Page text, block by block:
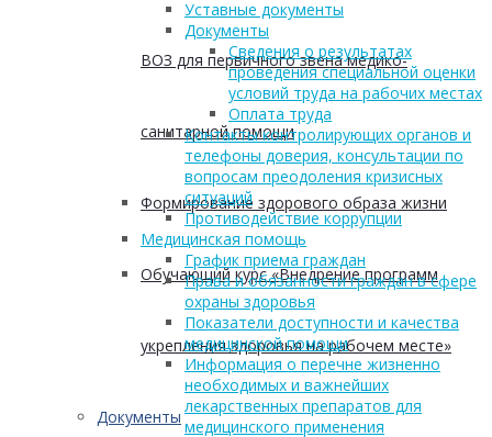
ВОЗ для первичного звена медико-
санитарной помощи
Формирование здорового образа жизни
Обучающий курс «Внедрение программ
укрепления здоровья на рабочем месте»
Документы
Уставные документы
Документы
Сведения о результатах
проведения специальной оценки
условий труда на рабочих местах
Оплата труда
Контакты контролирующих органов и
телефоны доверия, консультации по
вопросам преодоления кризисных
ситуаций
Противодействие коррупции
Медицинская помощь
График приема граждан
Права и обязанности граждан в сфере
охраны здоровья
Показатели доступности и качества
медицинской помощи
Информация о перечне жизненно
необходимых и важнейших
лекарственных препаратов для
медицинского применения